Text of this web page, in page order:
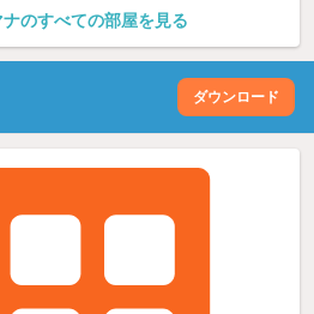
のすべての部屋を見る
ダウンロード